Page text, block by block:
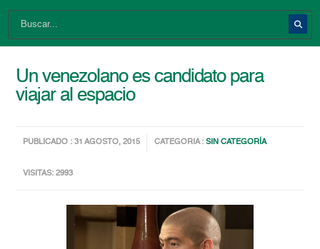
Un venezolano es candidato para
viajar al espacio
PUBLICADO : 31 AGOSTO, 2015 CATEGORIA :SIN CATEGORÍA
VISITAS: 2993